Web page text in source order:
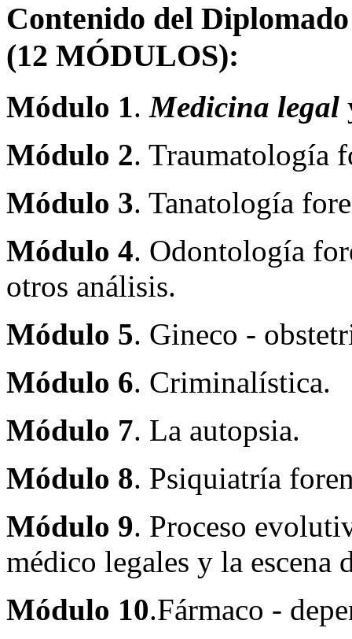
Contenido del
(12 MÓDULOS):
Módulo 1.Medicina legal
Módulo 2. Traumatología
Módulo 3. Tanatología
Módulo 4. Odontología
otros análisis.
Módulo 5. Gineco -
Módulo 6. Criminalística.
Módulo 7. La autopsia.
Módulo 8. Psiquiatría
Módulo 9. Proceso
médico legales y la escena
Módulo 10.Fármaco -